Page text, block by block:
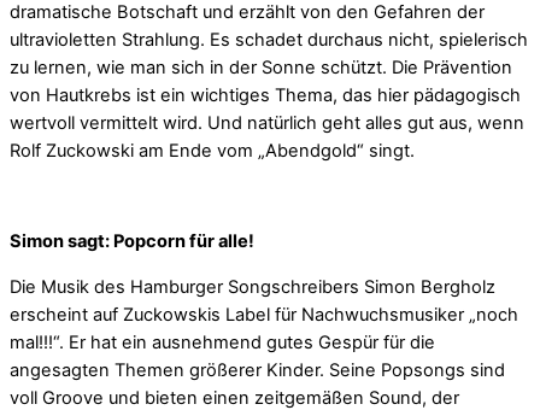
dramatische Botschaft und erzählt von den Gefahren der
ultravioletten Strahlung. Es schadet durchaus nicht, spielerisch
zu lernen, wie man sich in der Sonne schützt. Die Prävention
von Hautkrebs ist ein wichtiges Thema, das hier pädagogisch
wertvoll vermittelt wird. Und natürlich geht alles gut aus, wenn
Rolf Zuckowski am Ende vom „Abendgold“ singt.
Simon sagt: Popcorn für alle!
Die Musik des Hamburger Songschreibers Simon Bergholz
erscheint auf Zuckowskis Label für Nachwuchsmusiker „noch
mal!!!“. Er hat ein ausnehmend gutes Gespür für die
angesagten Themen größerer Kinder. Seine Popsongs sind
voll Groove und bieten einen zeitgemäßen Sound, der